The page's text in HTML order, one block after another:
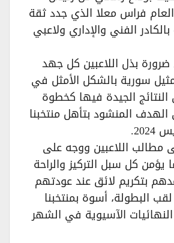
العام فراس معلا الذي جدد ثقة
الفني والإداري ولاعبي
بذل اللاعبين كل جهد
سورية بالشكل الأمثل في
الجيدة فيها كخطوة
المنشود بتأهل منتخبنا
مطالب اللاعبين ووجه على
يؤمن كل سبل التركيز والراحة
بتكريم لائق عند عودتهم
البطولة، أسوة بمنتخبنا
الآسيوية في الشهر